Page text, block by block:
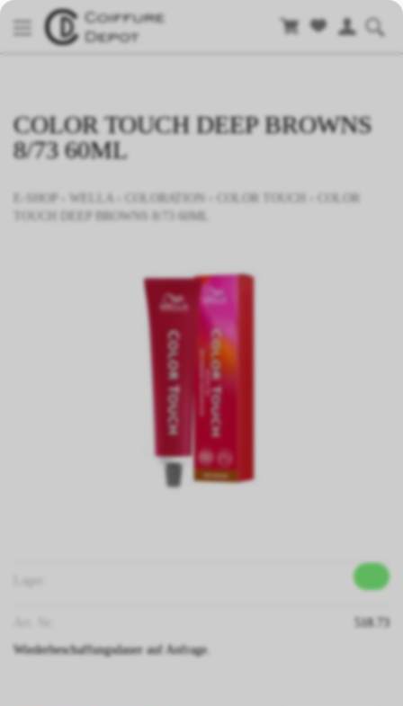
COLOR TOUCH DEEP BROWNS
8/73 60ML
WELLA
TOUCH DEEP BROWNS 8/73 60ML
518.73
Wiederbeschaffungsdauer auf Anfrage.